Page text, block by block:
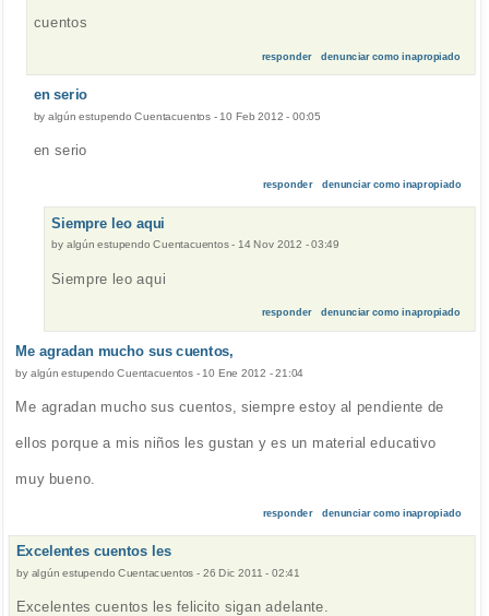
cuentos
responder denunciar como inapropiado
en serio
byalgún estupendo Cuentacuentos - 10 Feb 2012 - 00:05
en serio
responder denunciar como inapropiado
Siempre leo aqui
by algún estupendo Cuentacuentos- 14 Nov 2012 - 03:49
Siempre leo aqui
responder denunciar como inapropiado
Me agradan mucho sus cuentos,
by algún estupendo Cuentacuentos- 10 Ene 2012 - 21:04
Me agradan mucho sus cuentos, siempre estoy al pendiente de
ellos porque a mis niños les gustan y es un material educativo
muy bueno.
responder denunciar como inapropiado
Excelentes cuentos les
by algún estupendo Cuentacuentos - 26 Dic 2011 - 02:41
Excelentes cuentos les felicito sigan adelante.